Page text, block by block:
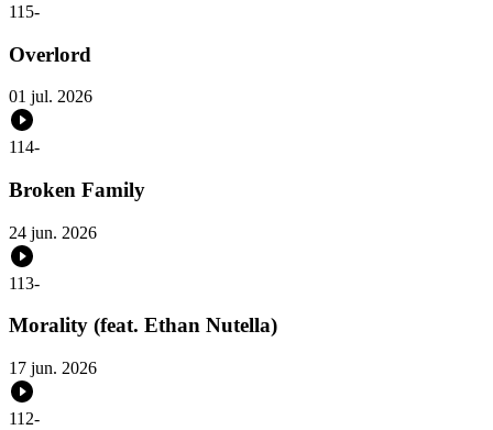
115-
Overlord
01 jul. 2026
114-
Broken Family
24 jun. 2026
113-
Morality (feat. Ethan Nutella)
17 jun. 2026
112-